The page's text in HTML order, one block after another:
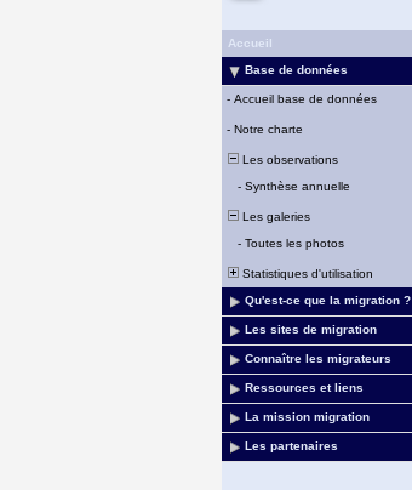
Accueil
Base de données
- Accueil base de données
- Notre charte
Les observations
- Synthèse annuelle
Les galeries
- Toutes les photos
Statistiques d'utilisation
Qu'est-ce que la migration ?
Les sites de migration
Connaître les migrateurs
Ressources et liens
La mission migration
Les partenaires